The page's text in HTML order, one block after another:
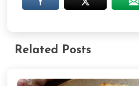
Related Posts